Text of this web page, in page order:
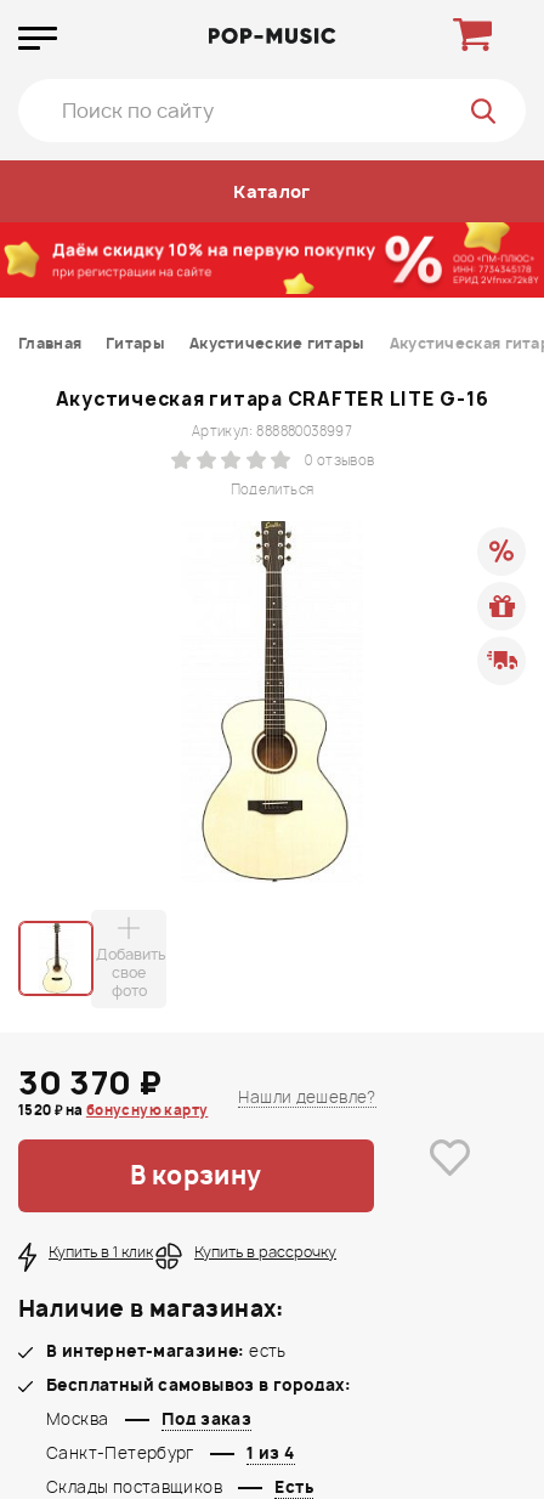
Каталог
Главная Гитары Акустические гитары Акустическая
Акустическая гитара CRAFTER LITE G-16
Поделиться
Артикул: 888880038997
0 отзывов
Добавить
свое
фото
30 370 ₽
1520 ₽ на бонусную карту
Нашли дешевле?
В корзину
Купить в 1 клик Купить в рассрочку
Наличие в магазинах:
В интернет-магазине: есть
Бесплатный самовывоз в городах:
Москва
Под заказ
Санкт-Петербург
1 из 4
Склады поставщиков
Есть